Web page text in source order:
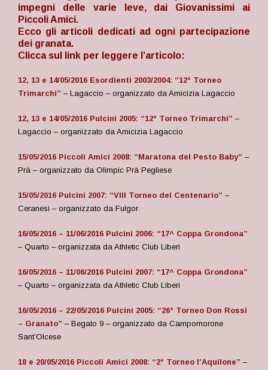
impegni delle varie leve, dai Giovanissimi ai
Piccoli Amici.
Ecco gli articoli dedicati ad ogni partecipazione
dei granata.
Clicca sul link per leggere l’articolo:
12, 13 e 14/05/2016 Esordienti 2003/2004: “12° Torneo
Trimarchi” – Lagaccio – organizzato da Amicizia Lagaccio
12, 13 e 14/05/2016 Pulcini 2005: “12° Torneo Trimarchi” –
Lagaccio – organizzato da Amicizia Lagaccio
15/05/2016 Piccoli Amici 2008: “Maratona del Pesto Baby” –
Prà – organizzato da Olimpic Prà Pegliese
15/05/2016 Pulcini 2007: “VIII Torneo del Centenario” –
Ceranesi – organizzato da Fulgor
16/05/2016 – 11/06/2016 Pulcini 2006: “17^ Coppa Grondona”
– Quarto – organizzata da Athletic Club Liberi
16/05/2016 – 11/06/2016 Pulcini 2007: “17^ Coppa Grondona”
– Quarto – organizzata da Athletic Club Liberi
16/05/2016 – 22/05/2016 Pulcini 2005: “26° Torneo Don Rossi
– Granato” – Begato 9 – organizzato da Campomorone
Sant’Olcese
18 e 20/05/2016 Piccoli Amici 2008: “2° Torneo l’Aquilone” –